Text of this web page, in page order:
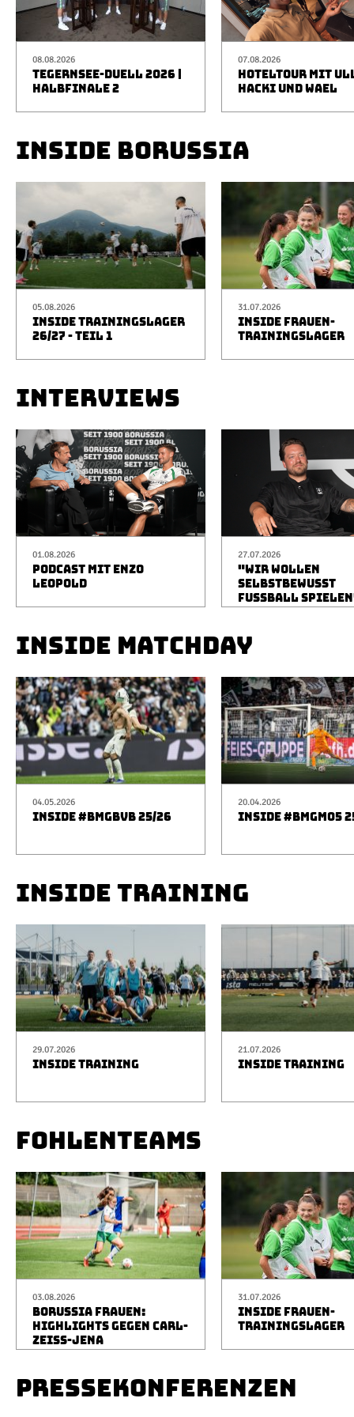
08.08.2026
TEGERNSEE-DUELL 2026 |
HALBFINALE 2
07.08.2026
HOTELTOUR MIT
HACKI UND WAEL
INSIDE BORUSSIA
05.08.2026
INSIDE TRAININGSLAGER
26/27 - TEIL 1
31.07.2026
INSIDE FRAUEN-
TRAININGSLAGER
INTERVIEWS
01.08.2026
PODCAST MIT ENZO
LEOPOLD
27.07.2026
"WIR WOLLEN
SELBSTBEWUSST
FUSSBALL
INSIDE MATCHDAY
04.05.2026
INSIDE #BMGBVB 25/26
20.04.2026
INSIDE #BMGM05
INSIDE TRAINING
29.07.2026
INSIDE TRAINING
21.07.2026
INSIDE TRAINING
FOHLENTEAMS
03.08.2026
BORUSSIA FRAUEN:
HIGHLIGHTS GEGEN CARL-
ZEISS-JENA
31.07.2026
INSIDE FRAUEN-
TRAININGSLAGER
PRESSEKONFERENZEN